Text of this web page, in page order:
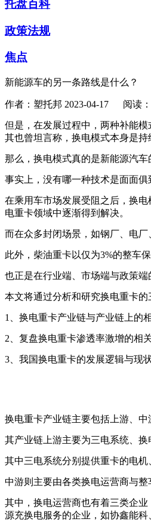
托盘百科
政策法规
焦点
新能源车的另一条路线是什么？
作者：塑托邦 2023-04-17 阅读：
但是，在发展过程中，两种补能
其也曾坦言称，换电模式本身是
那么，换电模式真的是新能源汽
事实上，没有哪一种技术是面面俱
在乘用车市场发展受阻之后，换
电重卡领域中逐渐得到解决。
而在众多封闭场景，如钢厂、电
此外，柴油重卡以仅为3%的整车
也正是在行业端、市场端与政策
本文将通过分析和研究换电重卡的
1、换电重卡产业链与产业链上的
2、复盘换电重卡渗透率激增的相
3、我国换电重卡的发展逻辑与现状
换电重卡产业链主要包括上游、中
其产业链上游主要为三电系统、换
其中三电系统分别提供重卡的电
中游则主要由各类换电运营商与整
其中，换电运营商也有着三类企
源充换电服务的企业，如协鑫能科